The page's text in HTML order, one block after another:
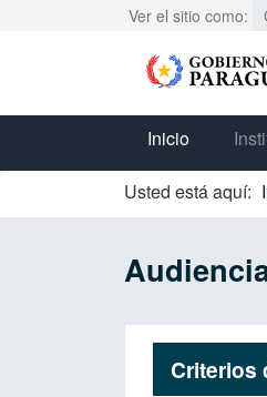
Ver el sitio como:
Inicio
Usted está aquí:
Criterios